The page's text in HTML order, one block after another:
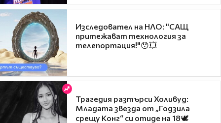
Изследовател на НЛО: "САЩ
притежават технология за
телепортация!"😯💥
Трагедия разтърси Холивуд:
Младата звезда от „Годзила
срещу Конг“ си отиде на 18🕊️